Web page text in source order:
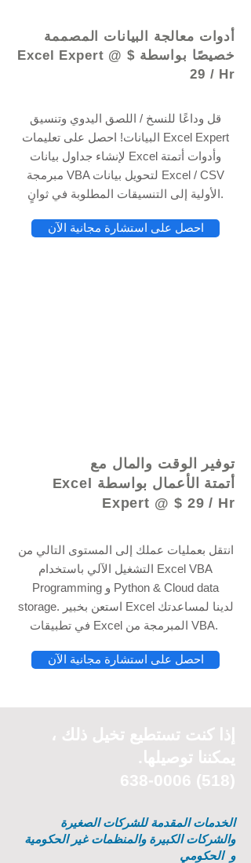
أدوات معالجة البيانات المصممة
خصيصًا بواسطة Excel Expert @ $
29 / Hr
قل وداعًا للنسخ / اللصق اليدوي وتنسيق
البيانات! احصل على تعليمات Excel Expert
لإنشاء جداول بيانات Excel وأدوات أتمتة
مبرمجة VBA لتحويل بيانات Excel / CSV
الأولية إلى التنسيقات المطلوبة في ثوانٍ.
احصل على استشارة مجانية الآن
توفير الوقت والمال مع
أتمتة الأعمال بواسطة Excel
Expert @ $ 29 / Hr
انتقل بعمليات عملك إلى المستوى التالي من
التشغيل الآلي باستخدام Excel VBA
Programming و Python & Cloud data
storage. استعن بخبير Excel لدينا لمساعدتك
في تطبيقات Excel المبرمجة من VBA.
احصل على استشارة مجانية الآن
إذا كنت تستطيع تخيل ذلك ،
يمكننا توصيلها.
(518) 638-0006
الخدمات المقدمة للشركات الصغيرة
والشركات الكبيرة والمنظمات غير الحكومية
و الحكومي